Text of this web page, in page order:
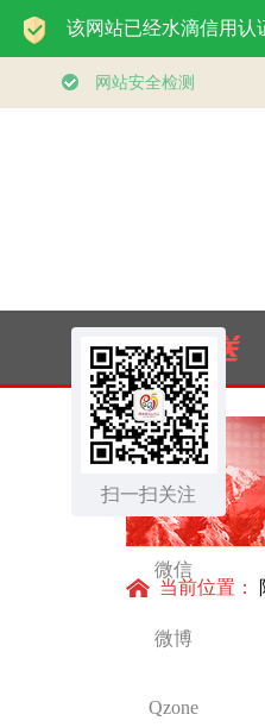
扫一扫关注
微信
微博
Qzone
住那些惠及
一发而动全
学习新语｜乐享
健身 共筑健康中
当前位置：